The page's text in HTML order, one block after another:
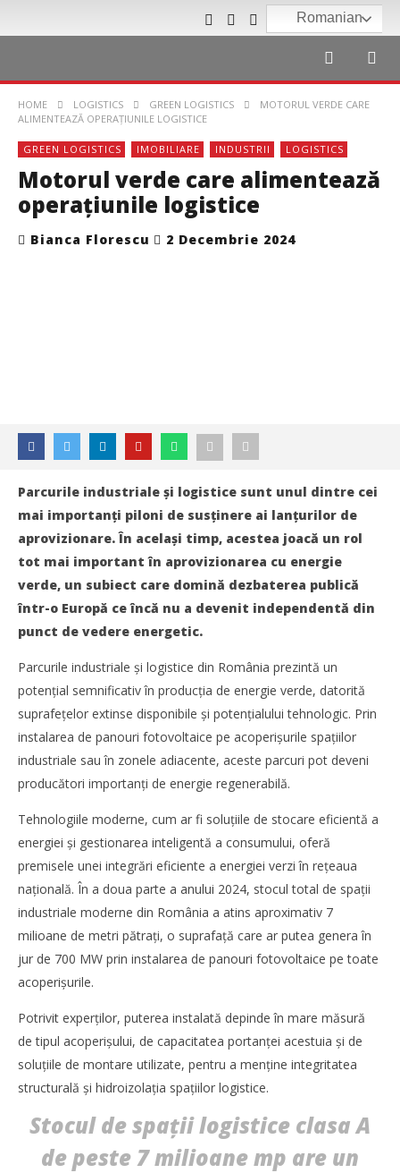
Romanian
HOME LOGISTICS GREEN LOGISTICS
MOTORUL VERDE CARE
ALIMENTEAZĂ OPERAŢIUNILE LOGISTICE
GREEN LOGISTICS IMOBILIARE INDUSTRII LOGISTICS
Motorul verde care alimentează
operaţiunile logistice
Bianca Florescu 2 Decembrie 2024
NOW VIEWING
Motorul verde care alimentează operaţiunile logistice
Bianca
Florescu
TransLogistica România 2026 reunește industria de
Bianca
Florescu
Parcurile industriale și logistice sunt unul dintre cei
mai importanţi piloni de susţinere ai lanţurilor de
aprovizionare. În același timp, acestea joacă un rol
tot mai important în aprovizionarea cu energie
verde, un subiect care domină dezbaterea publică
într-o Europă ce încă nu a devenit independentă din
punct de vedere energetic.
Parcurile industriale și logistice din România prezintă un
potenţial semnificativ în producţia de energie verde, datorită
suprafeţelor extinse disponibile și potenţialului tehnologic. Prin
instalarea de panouri fotovoltaice pe acoperișurile spaţiilor
industriale sau în zonele adiacente, aceste parcuri pot deveni
producători importanţi de energie regenerabilă.
Tehnologiile moderne, cum ar fi soluţiile de stocare eficientă a
energiei și gestionarea inteligentă a consumului, oferă
premisele unei integrări eficiente a energiei verzi în reţeaua
naţională. În a doua parte a anului 2024, stocul total de spaţii
industriale moderne din România a atins aproximativ 7
milioane de metri pătraţi, o suprafaţă care ar putea genera în
jur de 700 MW prin instalarea de panouri fotovoltaice pe toate
acoperișurile.
Potrivit experţilor, puterea instalată depinde în mare măsură
de tipul acoperișului, de capacitatea portanţei acestuia și de
soluţiile de montare utilizate, pentru a menţine integritatea
structurală și hidroizolaţia spaţiilor logistice.
Stocul de spaţii logistice clasa A
de peste 7 milioane mp are un